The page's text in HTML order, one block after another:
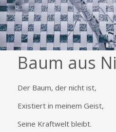
Baum aus
Der Baum, der nicht ist,
Existiert in meinem Geist,
Seine Kraftwelt bleibt.